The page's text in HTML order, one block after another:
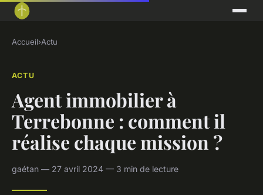
Accueil›Actu
ACTU
Agent immobilier à
Terrebonne : comment il
réalise chaque mission ?
gaétan — 27 avril 2024 — 3 min de lecture